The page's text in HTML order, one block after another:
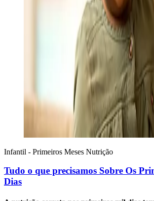
Infantil - Primeiros Meses Nutrição
Tudo o que precisamos Sobre Os
Dias